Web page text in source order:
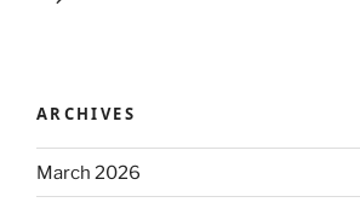
ARCHIVES
March 2026